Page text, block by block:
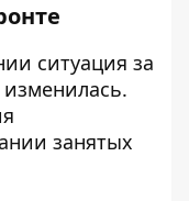
ситуация за
занятых